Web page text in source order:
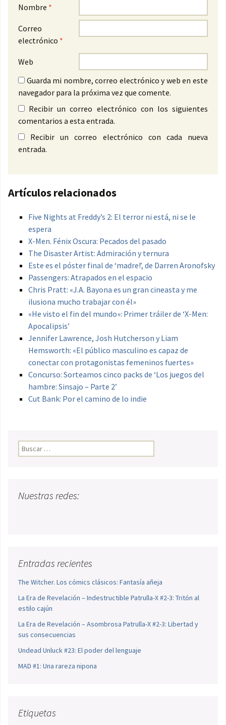
Nombre *
Correo
electrónico *
Web
Guarda mi nombre, correo electrónico y web en este
navegador para la próxima vez que comente.
Recibir un correo electrónico con los siguientes
comentarios a esta entrada.
Recibir un correo electrónico con cada nueva
entrada.
Artículos relacionados
Five Nights at Freddy’s 2: El terror ni está, ni se le
espera
X-Men. Fénix Oscura: Pecados del pasado
The Disaster Artist: Admiración y ternura
Este es el póster final de ‘madre!’, de Darren Aronofsky
Passengers: Atrapados en el espacio
Chris Pratt: «J.A. Bayona es un gran cineasta y me
ilusiona mucho trabajar con él»
«He visto el fin del mundo»: Primer tráiler de ‘X-Men:
Apocalipsis’
Jennifer Lawrence, Josh Hutcherson y Liam
Hemsworth: «El público masculino es capaz de
conectar con protagonistas femeninos fuertes»
Concurso: Sorteamos cinco packs de ‘Los juegos del
hambre: Sinsajo – Parte 2’
Cut Bank: Por el camino de lo indie
Buscar:
Nuestras redes:
Entradas recientes
The Witcher. Los cómics clásicos: Fantasía añeja
La Era de Revelación – Indestructible Patrulla-X #2-3: Tritón al
estilo cajún
La Era de Revelación – Asombrosa Patrulla-X #2-3: Libertad y
sus consecuencias
Undead Unluck #23: El poder del lenguaje
MAD #1: Una rareza nipona
Etiquetas